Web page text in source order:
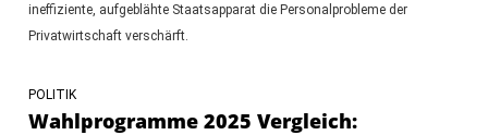
ineffiziente, aufgeblähte Staatsapparat die Personalprobleme der
Privatwirtschaft verschärft.
POLITIK
Wahlprogramme 2025 Vergleich: